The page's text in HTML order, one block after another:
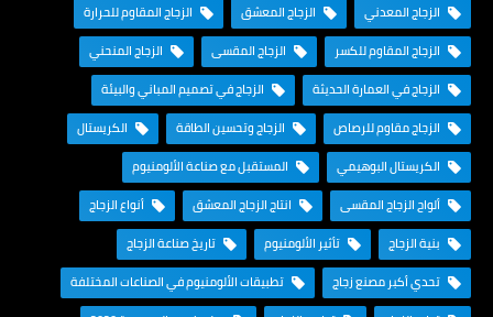
الزجاج المعدني
الزجاج المعشق
الزجاج المقاوم للحرارة
الزجاج المقاوم للكسر
الزجاج المقسى
الزجاج المنحني
الزجاج في العمارة الحديثة
الزجاج في تصميم المباني والبيئة
الزجاج مقاوم للرصاص
الزجاج وتحسين الطاقة
الكريستال
الكريستال البوهيمي
المستقبل مع صناعة الألومنيوم
ألواح الزجاج المقسى
انتاج الزجاج المعشق
أنواع الزجاج
بنية الزجاج
تأثير الألومنيوم
تاريخ صناعة الزجاج
تحدي أكبر مصنع زجاج
تطبيقات الألومنيوم في الصناعات المختلفة